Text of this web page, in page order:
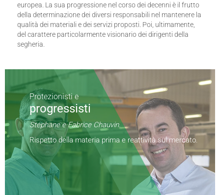
europea. La sua progressione nel corso dei decenni è il frutto
della determinazione dei diversi responsabili nel mantenere la
qualità dei materiali e dei servizi proposti. Poi, ultimamente,
del carattere particolarmente visionario dei dirigenti della
segheria.
Protezionisti e
progressisti
Stéphane e Fabrice Chauvin.
Rispetto della materia prima e reattività sul mercato.